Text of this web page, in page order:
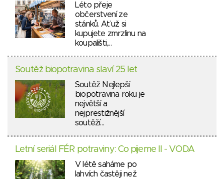
Léto přeje
občerstvení ze
stánků. Ať už si
kupujete zmrzlinu na
koupališti,…
Soutěž biopotravina slaví 25 let
Soutěž Nejlepší
biopotravina roku je
největší a
nejprestižnější
soutěží…
Letní seriál FÉR potraviny: Co pijeme II - VODA
V létě saháme po
lahvích častěji než